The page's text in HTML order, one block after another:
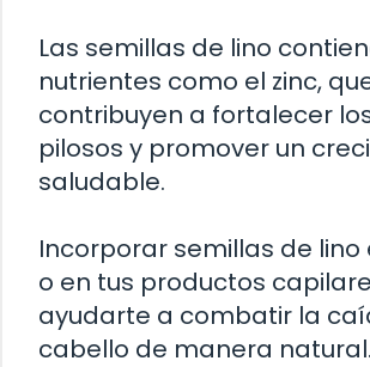
Las semillas de lino
nutrientes como el zinc,
contribuyen a fortalecer
pilosos y promover un
saludable.
Incorporar semillas de lino
o en tus productos
ayudarte a combatir la
cabello de manera natural.